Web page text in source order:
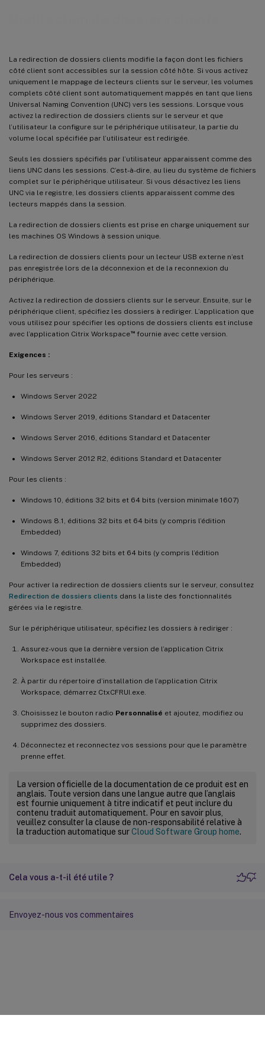
La redirection de dossiers clients modifie la façon dont les fichiers
côté client sont accessibles sur la session côté hôte. Si vous activez
uniquement le mappage de lecteurs clients sur le serveur, les volumes
complets côté client sont automatiquement mappés en tant que liens
Universal Naming Convention (UNC) vers les sessions. Lorsque vous
activez la redirection de dossiers clients sur le serveur et que
l’utilisateur la configure sur le périphérique utilisateur, la partie du
volume local spécifiée par l’utilisateur est redirigée.
Seuls les dossiers spécifiés par l’utilisateur apparaissent comme des
liens UNC dans les sessions. C’est-à-dire, au lieu du système de fichiers
complet sur le périphérique utilisateur. Si vous désactivez les liens
UNC via le registre, les dossiers clients apparaissent comme des
lecteurs mappés dans la session.
La redirection de dossiers clients est prise en charge uniquement sur
les machines OS Windows à session unique.
La redirection de dossiers clients pour un lecteur USB externe n’est
pas enregistrée lors de la déconnexion et de la reconnexion du
périphérique.
Activez la redirection de dossiers clients sur le serveur. Ensuite, sur le
périphérique client, spécifiez les dossiers à rediriger. L’application que
vous utilisez pour spécifier les options de dossiers clients est incluse
avec l’application Citrix Workspace™fournie avec cette version.
Exigences :
Pour les serveurs :
Windows Server 2022
Windows Server 2019, éditions Standard et Datacenter
Windows Server 2016, éditions Standard et Datacenter
Windows Server 2012 R2, éditions Standard et Datacenter
Pour les clients :
Windows 10, éditions 32 bits et 64 bits (version minimale 1607)
Windows 8.1, éditions 32 bits et 64 bits (y compris l’édition
Embedded)
Windows 7, éditions 32 bits et 64 bits (y compris l’édition
Embedded)
Pour activer la redirection de dossiers clients sur le serveur, consultez
Redirection de dossiers clients dans la liste des fonctionnalités
gérées via le registre.
Sur le périphérique utilisateur, spécifiez les dossiers à rediriger :
Assurez-vous que la dernière version de l’application Citrix
Workspace est installée.
À partir du répertoire d’installation de l’application Citrix
Workspace, démarrez CtxCFRUI.exe.
Choisissez le bouton radio Personnalisé et ajoutez, modifiez ou
supprimez des dossiers.
Déconnectez et reconnectez vos sessions pour que le paramètre
prenne effet.
La version officielle de la documentation de ce produit est en
anglais. Toute version dans une langue autre que l’anglais
est fournie uniquement à titre indicatif et peut inclure du
contenu traduit automatiquement. Pour en savoir plus,
veuillez consulter la clause de non-responsabilité relative à
la traduction automatique surCloud Software Group home.
Cela vous a-t-il été utile ?
Envoyez-nous vos commentaires